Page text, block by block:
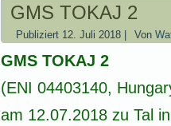
GMS TOKAJ 2
Publiziert 12. Juli 2018 Von
GMS TOKAJ 2
(ENI 04403140,
am 12.07.2018 zu Tal